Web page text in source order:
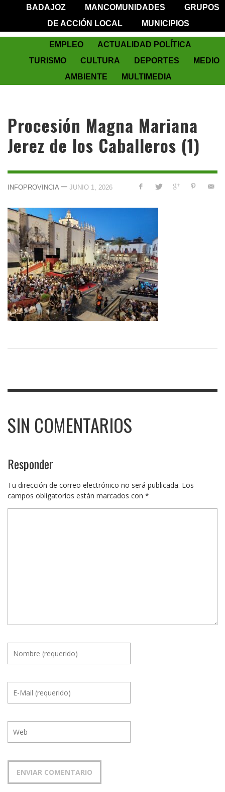
BADAJOZ
MANCOMUNIDADES
GRUPOS
DE ACCIÓN LOCAL
MUNICIPIOS
EMPLEO
ACTUALIDAD POLÍTICA
TURISMO
CULTURA DEPORTES
MEDIO
AMBIENTE
MULTIMEDIA
Procesión Magna Mariana
Jerez de los Caballeros (1)
INFOPROVINCIA — JUNIO 1, 2026
SIN COMENTARIOS
Responder
Tu dirección de correo electrónico no será publicada. Los
campos obligatorios están marcados con *